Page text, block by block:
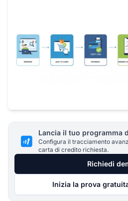
Lancia il tuo programma
Configura il tracciamento
carta di credito richiesta.
Richiedi
Inizia la prova